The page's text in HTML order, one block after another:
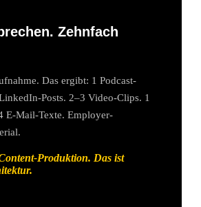
Zehnfach
Das ergibt: 1 Podcast-
Posts. 2–3 Video-Clips. 1
E-Mail-Texte. Employer-
Produktion. Das ist